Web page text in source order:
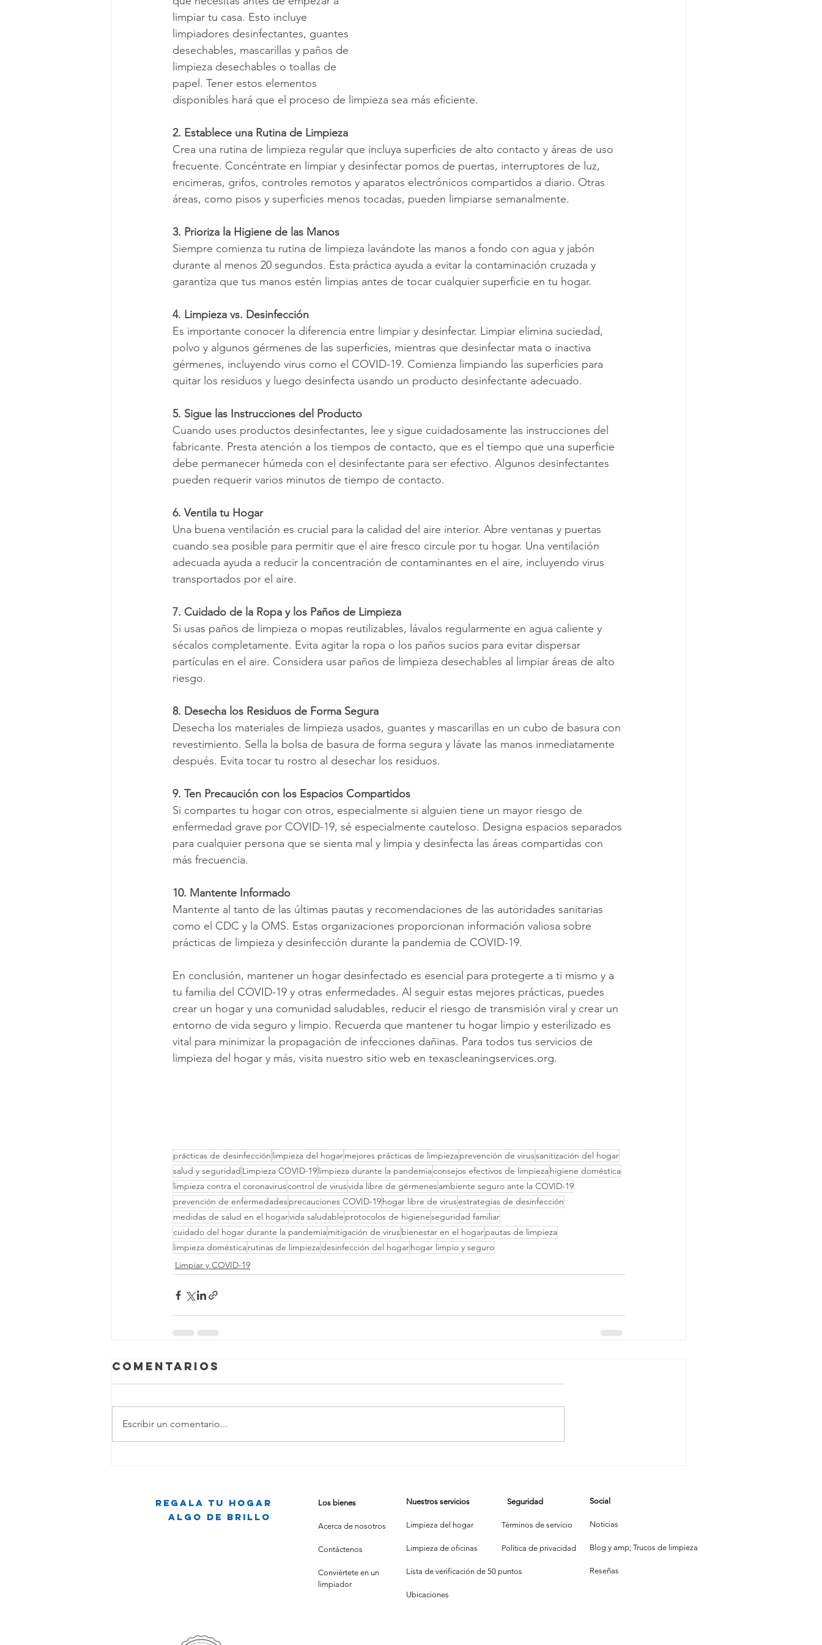
limpiar tu casa. Esto incluye
limpiadores desinfectantes, guantes
desechables, mascarillas y paños de
limpieza desechables o toallas de
papel. Tener estos elementos
disponibles hará que el proceso de limpieza sea más eficiente.
2. Establece una Rutina de Limpieza
Crea una rutina de limpieza regular que incluya superficies de alto contacto y áreas de uso
frecuente. Concéntrate en limpiar y desinfectar pomos de puertas, interruptores de luz,
encimeras, grifos, controles remotos y aparatos electrónicos compartidos a diario. Otras
áreas, como pisos y superficies menos tocadas, pueden limpiarse semanalmente.
3. Prioriza la Higiene de las Manos
Siempre comienza tu rutina de limpieza lavándote las manos a fondo con agua y jabón
durante al menos 20 segundos. Esta práctica ayuda a evitar la contaminación cruzada y
garantiza que tus manos estén limpias antes de tocar cualquier superficie en tu hogar.
4. Limpieza vs. Desinfección
Es importante conocer la diferencia entre limpiar y desinfectar. Limpiar elimina suciedad,
polvo y algunos gérmenes de las superficies, mientras que desinfectar mata o inactiva
gérmenes, incluyendo virus como el COVID-19. Comienza limpiando las superficies para
quitar los residuos y luego desinfecta usando un producto desinfectante adecuado.
5. Sigue las Instrucciones del Producto
Cuando uses productos desinfectantes, lee y sigue cuidadosamente las instrucciones del
fabricante. Presta atención a los tiempos de contacto, que es el tiempo que una superficie
debe permanecer húmeda con el desinfectante para ser efectivo. Algunos desinfectantes
pueden requerir varios minutos de tiempo de contacto.
6. Ventila tu Hogar
Una buena ventilación es crucial para la calidad del aire interior. Abre ventanas y puertas
cuando sea posible para permitir que el aire fresco circule por tu hogar. Una ventilación
adecuada ayuda a reducir la concentración de contaminantes en el aire, incluyendo virus
transportados por el aire.
7. Cuidado de la Ropa y los Paños de Limpieza
Si usas paños de limpieza o mopas reutilizables, lávalos regularmente en agua caliente y
sécalos completamente. Evita agitar la ropa o los paños sucios para evitar dispersar
partículas en el aire. Considera usar paños de limpieza desechables al limpiar áreas de alto
riesgo.
8. Desecha los Residuos de Forma Segura
Desecha los materiales de limpieza usados, guantes y mascarillas en un cubo de basura con
revestimiento. Sella la bolsa de basura de forma segura y lávate las manos inmediatamente
después. Evita tocar tu rostro al desechar los residuos.
9. Ten Precaución con los Espacios Compartidos
Si compartes tu hogar con otros, especialmente si alguien tiene un mayor riesgo de
enfermedad grave por COVID-19, sé especialmente cauteloso. Designa espacios separados
para cualquier persona que se sienta mal y limpia y desinfecta las áreas compartidas con
más frecuencia.
10. Mantente Informado
Mantente al tanto de las últimas pautas y recomendaciones de las autoridades sanitarias
como el CDC y la OMS. Estas organizaciones proporcionan información valiosa sobre
prácticas de limpieza y desinfección durante la pandemia de COVID-19.
En conclusión, mantener un hogar desinfectado es esencial para protegerte a ti mismo y a
tu familia del COVID-19 y otras enfermedades. Al seguir estas mejores prácticas, puedes
crear un hogar y una comunidad saludables, reducir el riesgo de transmisión viral y crear un
entorno de vida seguro y limpio. Recuerda que mantener tu hogar limpio y esterilizado es
vital para minimizar la propagación de infecciones dañinas. Para todos tus servicios de
limpieza del hogar y más, visita nuestro sitio web en texascleaningservices.org.
prácticas de desinfección limpieza del hogarmejores prácticas de limpiezaprevención de virussanitización del hogar
salud y seguridad Limpieza COVID-19limpieza durante la pandemiaconsejos efectivos de limpiezahigiene doméstica
limpieza contra el coronaviruscontrol de virusvida libre de gérmenesambiente seguro ante la COVID-19
prevención de enfermedadesprecauciones COVID-19hogar libre de virusestrategias de desinfección
medidas de salud en el hogarvida saludable protocolos de higieneseguridad familiar
cuidado del hogar durante la pandemiamitigación de virusbienestar en el hogarpautas de limpieza
limpieza domésticarutinas de limpiezadesinfección del hogarhogar limpio y seguro
Limpiar y COVID-19
Comentarios
Escribir un comentario...
Regala tu hogar
Algo de brillo
Los bienes
Acerca de nosotros
Contáctenos
Conviértete en un
limpiador
Nuestros servicios
Limpieza del hogar
Limpieza de oficinas
Lista de verificación de 50 puntos
Ubicaciones
Seguridad
Términos de servicio
Política de privacidad
Social
Noticias
Blog y amp; Trucos de limpieza
Reseñas